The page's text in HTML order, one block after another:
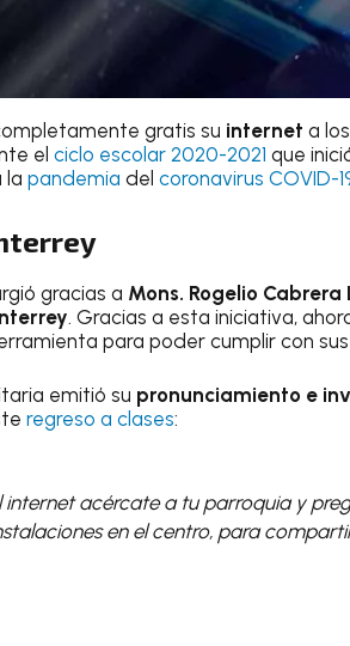
gratis su internet a los
el ciclo escolar 2020-2021 que
la pandemia del coronavirus COVID-
gracias a Mons. Rogelio Cabrera
. Gracias a esta iniciativa,
para poder cumplir con sus
emitió su pronunciamiento e
regreso a clases:
internet acércate a tu parroquia y
en el centro, para